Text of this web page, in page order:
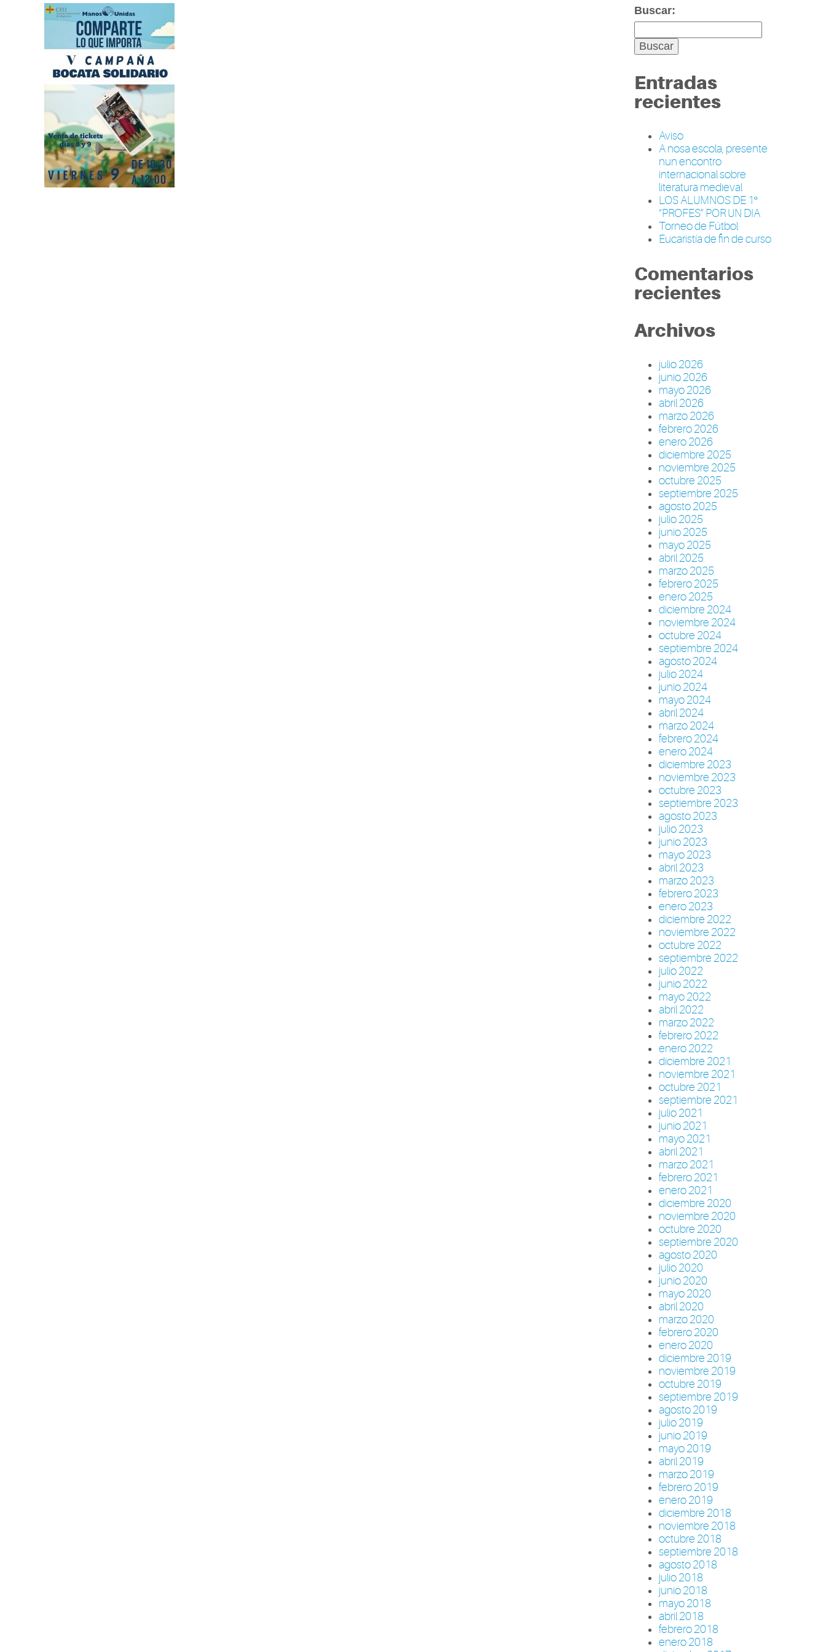
Buscar:
Entradas
recientes
Aviso
A nosa escola, presente
nun encontro
internacional sobre
literatura medieval
LOS ALUMNOS DE 1º
“PROFES” POR UN DIA
Torneo de Fútbol
Eucaristía de fin de curso
Comentarios
recientes
Archivos
julio 2026
junio 2026
mayo 2026
abril 2026
marzo 2026
febrero 2026
enero 2026
diciembre 2025
noviembre 2025
octubre 2025
septiembre 2025
agosto 2025
julio 2025
junio 2025
mayo 2025
abril 2025
marzo 2025
febrero 2025
enero 2025
diciembre 2024
noviembre 2024
octubre 2024
septiembre 2024
agosto 2024
julio 2024
junio 2024
mayo 2024
abril 2024
marzo 2024
febrero 2024
enero 2024
diciembre 2023
noviembre 2023
octubre 2023
septiembre 2023
agosto 2023
julio 2023
junio 2023
mayo 2023
abril 2023
marzo 2023
febrero 2023
enero 2023
diciembre 2022
noviembre 2022
octubre 2022
septiembre 2022
julio 2022
junio 2022
mayo 2022
abril 2022
marzo 2022
febrero 2022
enero 2022
diciembre 2021
noviembre 2021
octubre 2021
septiembre 2021
julio 2021
junio 2021
mayo 2021
abril 2021
marzo 2021
febrero 2021
enero 2021
diciembre 2020
noviembre 2020
octubre 2020
septiembre 2020
agosto 2020
julio 2020
junio 2020
mayo 2020
abril 2020
marzo 2020
febrero 2020
enero 2020
diciembre 2019
noviembre 2019
octubre 2019
septiembre 2019
agosto 2019
julio 2019
junio 2019
mayo 2019
abril 2019
marzo 2019
febrero 2019
enero 2019
diciembre 2018
noviembre 2018
octubre 2018
septiembre 2018
agosto 2018
julio 2018
junio 2018
mayo 2018
abril 2018
febrero 2018
enero 2018